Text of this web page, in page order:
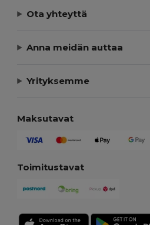
Ota yhteyttä
Anna meidän auttaa
Yrityksemme
Maksutavat
Toimitustavat